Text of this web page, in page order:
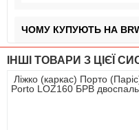
ЧОМУ КУПУЮТЬ НА
МЕБЛІ НА БУДЬ ЯКИЙ
ДОСТАВКА ЗА 2 ДНІ
СПЛАЧУЙ АВАНС, А
ІНШІ ТОВАРИ З ЦІЄЇ
Ліжко (каркас) Порто
Porto LOZ160 БРВ